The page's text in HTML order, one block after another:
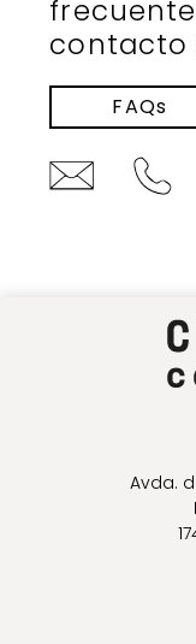
contacto
FAQs
Avda.